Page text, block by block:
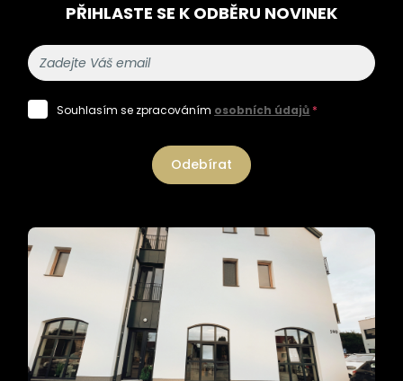
PŘIHLASTE SE K ODBĚRU NOVINEK
Souhlasím se zpracováním osobních údajů *
Odebírat